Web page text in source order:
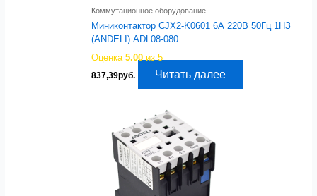
Коммутационное оборудование
Миниконтактор CJX2-K0601 6А 220В 50Гц 1НЗ
(ANDELI) ADL08-080
Оценка5.00 из 5
837,39руб. Читать далее